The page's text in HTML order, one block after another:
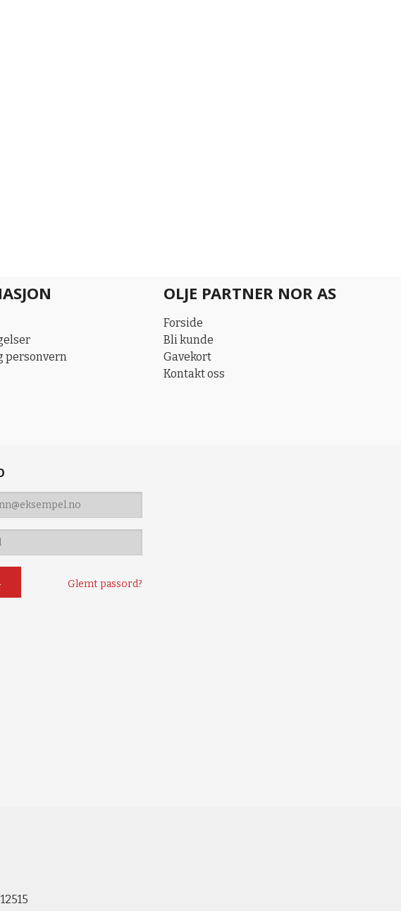
personvern
OLJE PARTNER NOR AS
Forside
Bli kunde
Gavekort
Kontakt oss
Glemt passord?